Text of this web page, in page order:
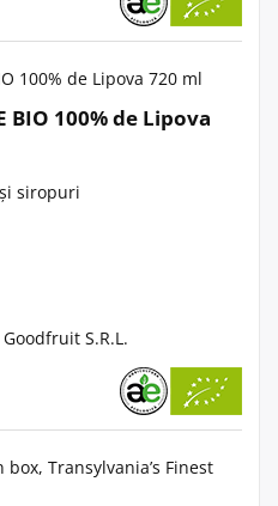
BIO 100% de Lipova
siropuri
S.R.L.